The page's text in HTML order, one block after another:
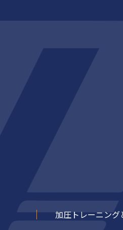
加圧トレーニング